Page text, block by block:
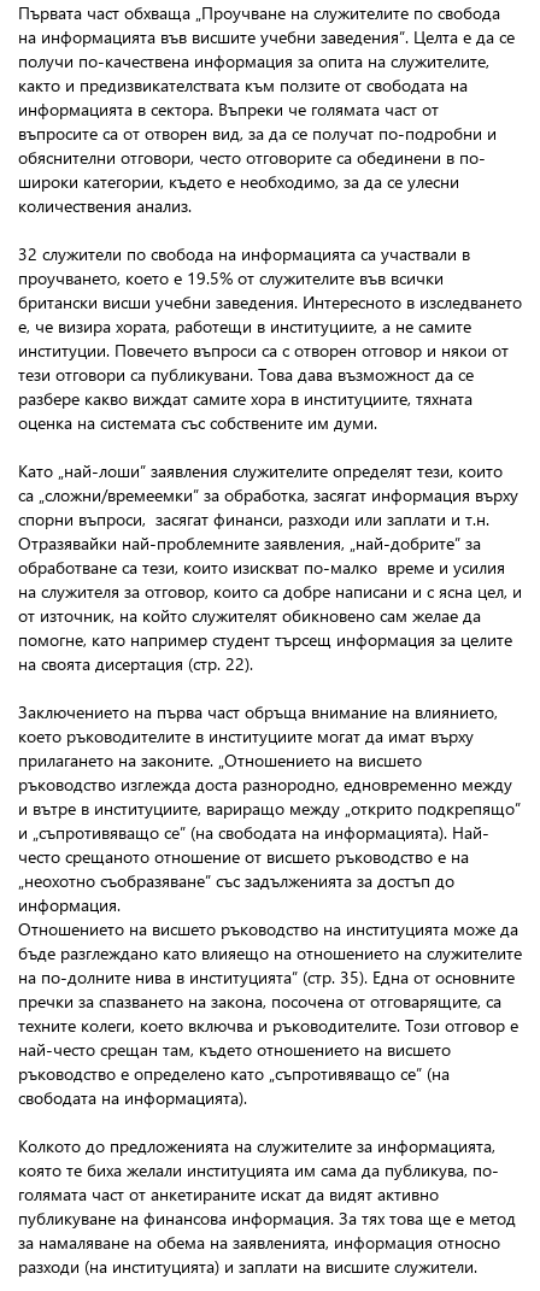
Първата част обхваща „Проучване на служителите по свобода
на информацията във висшите учебни заведения”. Целта е да се
получи по-качествена информация за опита на служителите,
както и предизвикателствата към ползите от свободата на
информацията в сектора. Въпреки че голямата част от
въпросите са от отворен вид, за да се получат по-подробни и
обяснителни отговори, често отговорите са обединени в по-
широки категории, където е необходимо, за да се улесни
количествения анализ.
32 служители по свобода на информацията са участвали в
проучването, което е 19.5% от служителите във всички
британски висши учебни заведения. Интересното в изследването
е, че визира хората, работещи в институциите, а не самите
институции. Повечето въпроси са с отворен отговор и някои от
тези отговори са публикувани. Това дава възможност да се
разбере какво виждат самите хора в институциите, тяхната
оценка на системата със собствените им думи.
Като „най-лоши” заявления служителите определят тези, които
са „сложни/времеемки” за обработка, засягат информация върху
спорни въпроси, засягат финанси, разходи или заплати и т.н.
Отразявайки най-проблемните заявления, „най-добрите” за
обработване са тези, които изискват по-малко време и усилия
на служителя за отговор, които са добре написани и с ясна цел, и
от източник, на който служителят обикновено сам желае да
помогне, като например студент търсещ информация за целите
на своята дисертация (стр. 22).
Заключението на първа част обръща внимание на влиянието,
което ръководителите в институциите могат да имат върху
прилагането на законите. „Отношението на висшето
ръководство изглежда доста разнородно, едновременно между
и вътре в институциите, вариращо между „открито подкрепящо”
и „съпротивяващо се” (на свободата на информацията). Най-
често срещаното отношение от висшето ръководство е на
„неохотно съобразяване” със задълженията за достъп до
информация.
Отношението на висшето ръководство на институцията може да
бъде разглеждано като влияещо на отношението на служителите
на по-долните нива в институцията” (стр. 35). Една от основните
пречки за спазването на закона, посочена от отговарящите, са
техните колеги, което включва и ръководителите. Този отговор е
най-често срещан там, където отношението на висшето
ръководство е определено като „съпротивяващо се” (на
свободата на информацията).
Колкото до предложенията на служителите за информацията,
която те биха желали институцията им сама да публикува, по-
голямата част от анкетираните искат да видят активно
публикуване на финансова информация. За тях това ще е метод
за намаляване на обема на заявленията, информация относно
разходи (на институцията) и заплати на висшите служители.